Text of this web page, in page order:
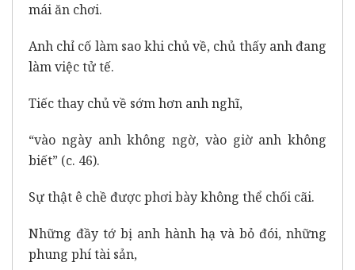
mái ăn chơi.
Anh chỉ cố làm sao khi chủ về, chủ thấy anh đang
làm việc tử tế.
Tiếc thay chủ về sớm hơn anh nghĩ,
“vào ngày anh không ngờ, vào giờ anh không
biết” (c. 46).
Sự thật ê chề được phơi bày không thể chối cãi.
Những đầy tớ bị anh hành hạ và bỏ đói, những
phung phí tài sản,